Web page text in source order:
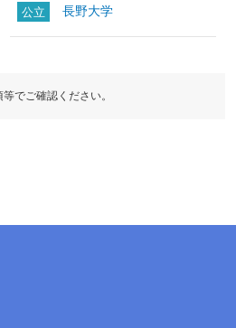
公立 長野大学
でご確認ください。